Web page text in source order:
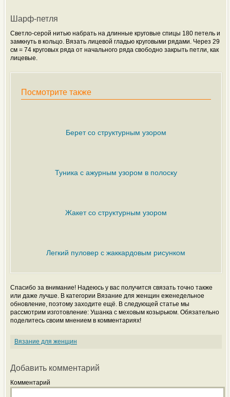
Шарф-петля
Светло-серой нитью набрать на длинные круговые спицы 180 петель и
замкнуть в кольцо. Вязать лицевой гладью круговыми рядами. Через 29
см = 74 круговых ряда от начального ряда свободно закрыть петли, как
лицевые.
Посмотрите также
Берет со структурным узором
Туника с ажурным узором в полоску
Жакет со структурным узором
Легкий пуловер с жаккардовым рисунком
Спасибо за внимание! Надеюсь у вас получится связать точно также
или даже лучше. В категории Вязание для женщин еженедельное
обновление, поэтому заходите ещё. В следующей статье мы
рассмотрим изготовление: Ушанка с меховым козырьком. Обязательно
поделитесь своим мнением в комментариях!
Вязание для женщин
Добавить комментарий
Комментарий